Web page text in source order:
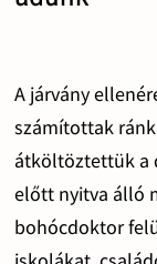
A járvány
számítottak
átköltöztettük a
előtt nyitva álló
bohócdoktor